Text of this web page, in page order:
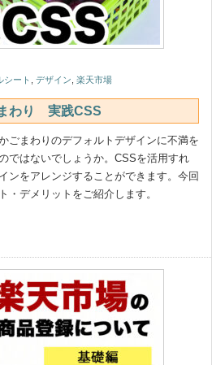
シート デザイン 楽天市場
わり 実践CSS
ごまわりのデフォルトデザインに不満を
ではないでしょうか。CSSを活用すれ
ンをアレンジすることができます。今回
・デメリットをご紹介します。